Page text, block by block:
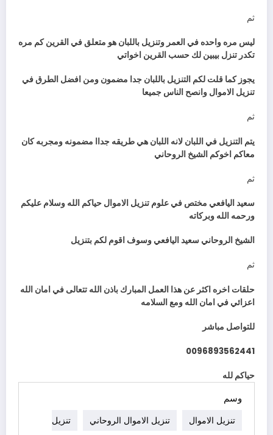
ثم
ليس مره واحده في العمر وتنزيل باللبان هو متعلق في القرين كم مره
تكدر تنزل بيبين لك حسب القرين اخواتي
يجوز كما قلت لكم التنزيل باللبان جدا مضمون ومن افضل الطرق في
تنزيل الاموال وانصح الناس جميعا
ثم
يتم التنزيل في اللبان لانه اللبان هي طريقه جداا مضمونه ومجربه كان
معاكم اخوكم الشيخ الروحاني
ثم
سعيد اليافعي مختص في علوم تنزيل الاموال حياكم الله وسلام عليكم
ورحمه الله وبركاته
الشيخ الروحاني سعيد اليافعي وسوف اقوم لكم بتنزيل
ثم
حلقات اخره اكثر عن هذا العمل المبارك باذن الله تتعالى في امان الله
اعزائي في امان الله ومع السلامه
للتواصل مباشر
0096893562441
حياكم لله
وسم
تنزيل الاموال تنزيل الاموال الروحاني تنزيل